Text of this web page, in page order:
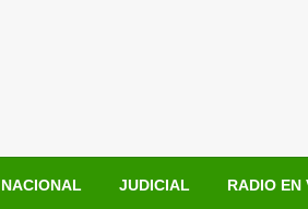
NACIONAL JUDICIAL RADIO EN